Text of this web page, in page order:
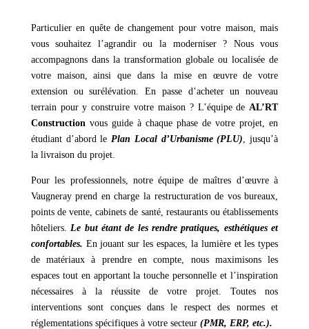
Particulier en quête de changement pour votre maison, mais
vous souhaitez l’agrandir ou la moderniser ? Nous vous
accompagnons dans la transformation globale ou localisée de
votre maison, ainsi que dans la mise en œuvre de votre
extension ou surélévation. En passe d’acheter un nouveau
terrain pour y construire votre maison ? L’équipe de AL’RT
Construction vous guide à chaque phase de votre projet, en
étudiant d’abord le Plan Local d’Urbanisme (PLU) , jusqu’à
la livraison du projet.
Pour les professionnels, notre équipe de maîtres d’œuvre à
Vaugneray prend en charge la restructuration de vos bureaux,
points de vente, cabinets de santé, restaurants ou établissements
hôteliers. Le but étant de les rendre pratiques, esthétiques et
confortables. En jouant sur les espaces, la lumière et les types
de matériaux à prendre en compte, nous maximisons les
espaces tout en apportant la touche personnelle et l’inspiration
nécessaires à la réussite de votre projet. Toutes nos
interventions sont conçues dans le respect des normes et
réglementations spécifiques à votre secteur (PMR, ERP, etc.).